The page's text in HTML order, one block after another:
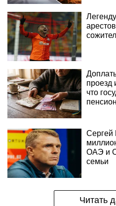
проезд
что
Сергей
ОАЭ и
семьи
Читать